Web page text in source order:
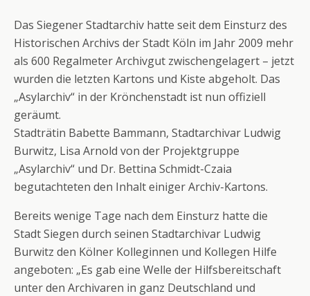
Das Siegener Stadtarchiv hatte seit dem Einsturz des
Historischen Archivs der Stadt Köln im Jahr 2009 mehr
als 600 Regalmeter Archivgut zwischengelagert – jetzt
wurden die letzten Kartons und Kiste abgeholt. Das
„Asylarchiv“ in der Krönchenstadt ist nun offiziell
geräumt.
Stadträtin Babette Bammann, Stadtarchivar Ludwig
Burwitz, Lisa Arnold von der Projektgruppe
„Asylarchiv“ und Dr. Bettina Schmidt-Czaia
begutachteten den Inhalt einiger Archiv-Kartons.
Bereits wenige Tage nach dem Einsturz hatte die
Stadt Siegen durch seinen Stadtarchivar Ludwig
Burwitz den Kölner Kolleginnen und Kollegen Hilfe
angeboten: „Es gab eine Welle der Hilfsbereitschaft
unter den Archivaren in ganz Deutschland und